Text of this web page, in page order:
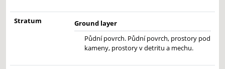
Stratum
Ground layer
Půdní povrch. Půdní povrch, prostory pod
kameny, prostory v detritu a mechu.